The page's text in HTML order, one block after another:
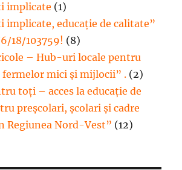
implicate (1)
implicate, educație de calitate”
18/103759! (8)
– Hub-uri locale pentru
fermelor mici şi mijlocii” . (2)
toți – acces la educație de
preșcolari, școlari și cadre
Regiunea Nord-Vest” (12)